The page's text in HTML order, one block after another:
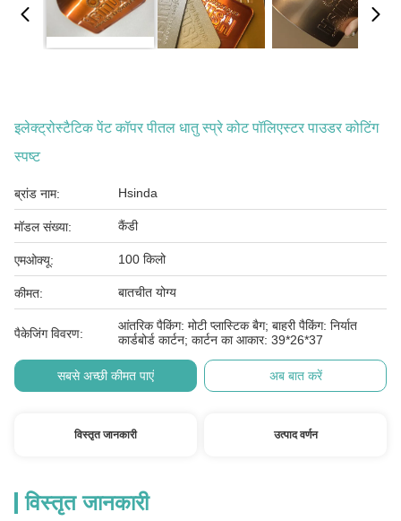
इलेक्ट्रोस्टैटिक पेंट कॉपर पीतल धातु स्प्रे कोट पॉलिएस्टर पाउडर कोटिंग
स्पष्ट
ब्रांड नाम: Hsinda
मॉडल संख्या: कैंडी
एमओक्यू: 100 किलो
कीमत: बातचीत योग्य
पैकेजिंग विवरण:
आंतरिक पैकिंग: मोटी प्लास्टिक बैग; बाहरी पैकिंग: निर्यात
कार्डबोर्ड कार्टन; कार्टन का आकार: 39*26*37
सबसे अच्छी कीमत पाएं अब बात करें
विस्तृत जानकारी उत्पाद वर्णन
विस्तृत जानकारी